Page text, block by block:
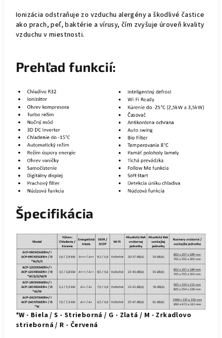
Ionizácia odstraňuje zo vzduchu alergény a škodlivé častice
ako prach, peľ, baktérie a vírusy, čím zvyšuje úroveň kvality
vzduchu v miestnosti.
Prehľad funkcií:
Špecifikácia
*W - Biela / S - Strieborná / G - Zlatá / M - Zrkadlovo
strieborná / R - Červená